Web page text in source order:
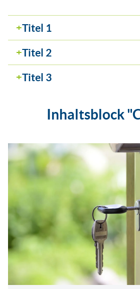
Titel 1
Titel 2
Titel 3
Inhaltsblock
Inhaltsblock "Cards":